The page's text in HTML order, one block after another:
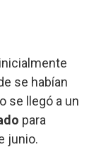
se habían
se llegó a un
para
junio.